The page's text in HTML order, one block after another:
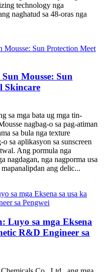
technology nga
naghatud sa 48-oras nga
Mousse: Sun
Skincare
sa mga bata ug mga tin-
nagbag-o sa pag-atiman
sa bula nga texture
sa aplikasyon sa sunscreen
Ang pormula nga
nagdagan, nga nagporma usa
ang delic...
Luyo sa mga Eksena
R&D Engineer sa